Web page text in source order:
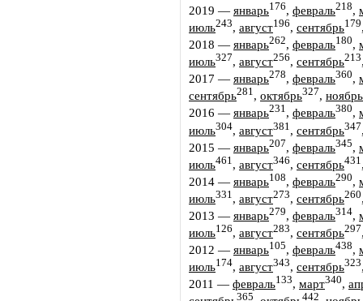
2019 — январь176, февраль218,
июль243, август196, сентябрь179
2018 — январь262, февраль180,
июль327, август256, сентябрь213
2017 — январь278, февраль360,
сентябрь281, октябрь327, ноябрь
2016 — январь231, февраль380,
июль304, август381 , сентябрь347
2015 — январь207, февраль345,
июль461 , август346, сентябрь431
2014 — январь108, февраль290,
июль331 , август273, сентябрь260
2013 — январь279, февраль314,
июль126, август283, сентябрь297
2012 — январь105, февраль438,
июль174, август343, сентябрь323
2011 — февраль133, март340,
365 442